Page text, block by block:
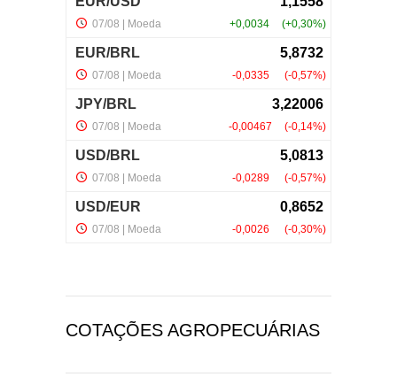
COTAÇÕES AGROPECUÁRIAS